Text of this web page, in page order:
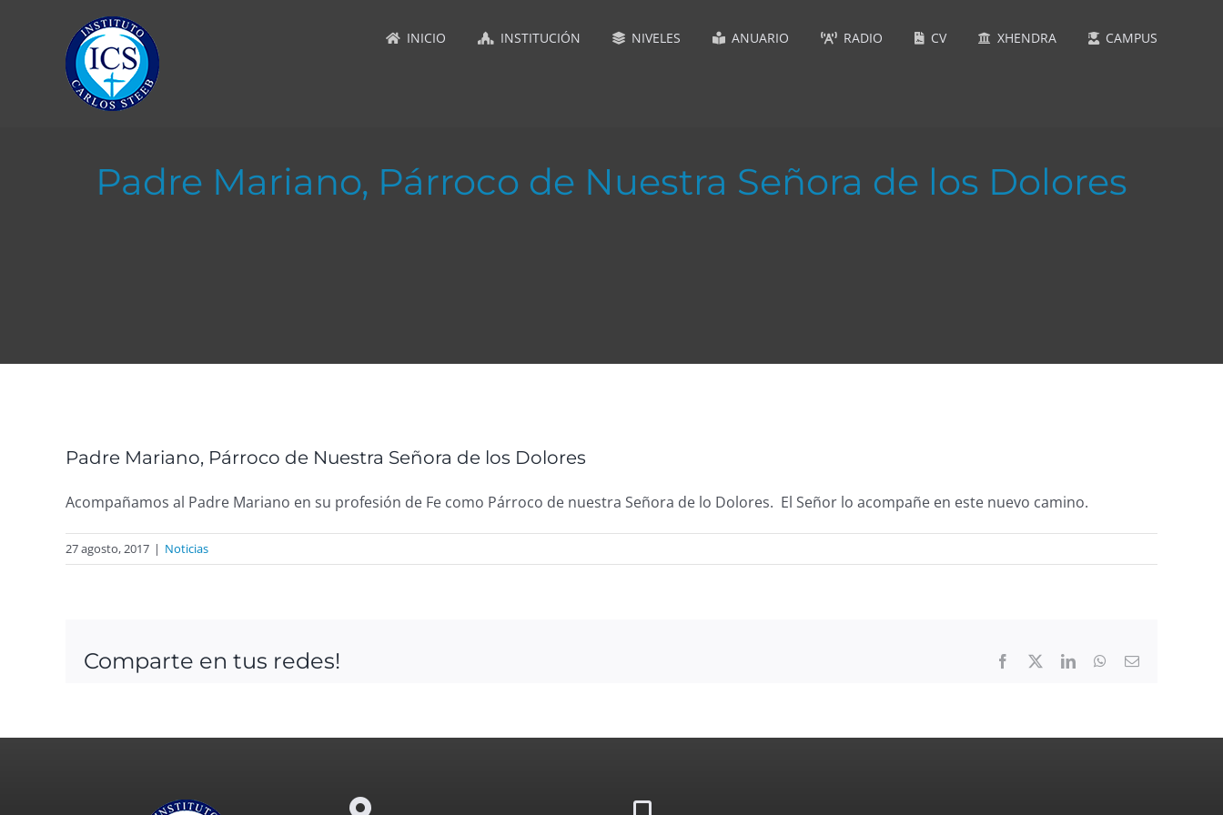
INICIO INSTITUCIÓN NIVELES ANUARIO RADIO CV XHENDRA CAMPUS
Padre Mariano, Párroco de Nuestra Señora de los Dolores
Larger
Padre Mariano, Párroco de Nuestra Señora de los Dolores
Acompañamos al Padre Mariano en su profesión de Fe como Párroco de nuestra Señora de lo Dolores. El Señor lo acompañe en este nuevo camino.
27 agosto, 2017 | Noticias
Comparte en tus redes! Facebook LinkedInWhatsApp
Email